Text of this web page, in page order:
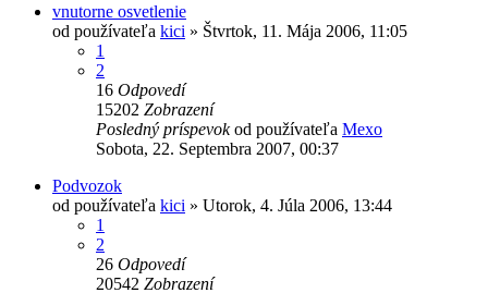
vnutorne osvetlenie
od používateľa kici » Štvrtok, 11. Mája 2006, 11:05
1
2
16 Odpovedí
15202 Zobrazení
Posledný príspevokod používateľa Mexo
Sobota, 22. Septembra 2007, 00:37
Podvozok
od používateľa kici » Utorok, 4. Júla 2006, 13:44
1
2
26 Odpovedí
20542 Zobrazení